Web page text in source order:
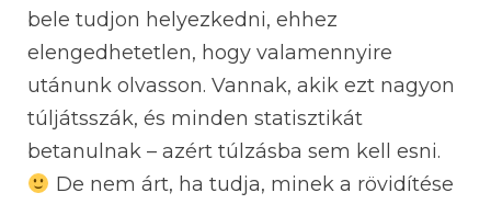
bele tudjon helyezkedni, ehhez
elengedhetetlen, hogy valamennyire
utánunk olvasson. Vannak, akik ezt nagyon
túljátsszák, és minden statisztikát
betanulnak – azért túlzásba sem kell esni.
De nem árt, ha tudja, minek a rövidítése